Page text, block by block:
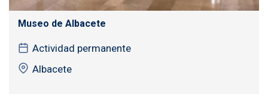
Museo de Albacete
Actividad permanente
Albacete